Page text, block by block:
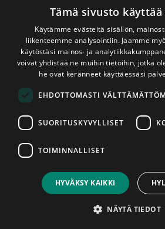
11,60€
Shop Kattolista Mänty
Kattolista Mänty
Valkoinen
Sormijatketusta männystä
kattolista. Voidaan käyttää myös mm.
listoitukseen. Tämän listan peittävyys
käytetään myös nimitystä holkkalista.
Listat myydään kappaleittain.
hyväksytty tuote, listoissa ilmeneviin
tuotantovirheisiin voidaan vedota
Tämä sivusto
Käytämme evästeitä sisällön,
liikenteemme analysointiin. Jaamme
käytöstäsi mainos- ja
voivat yhdistää ne muihin tietoihin, jotka
he ovat keränneet käyttäessäsi
EHDOTTOMASTI
SUORITUSKYVYLLISET
TOIMINNALLISET
HYVÄKSY KAIKKI
NÄYTÄ TIEDOT